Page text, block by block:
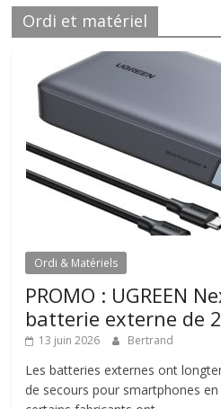
Ordi et matériel
Ordi & Matériels
PROMO : UGREEN
batterie externe de
13 juin 2026 Bertrand
Les batteries externes ont
de secours pour smartphones en